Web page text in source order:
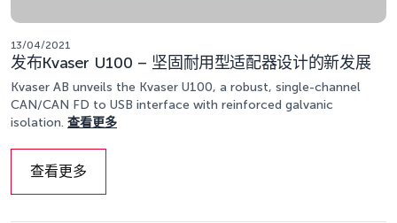
13/04/2021
发布Kvaser U100 – 坚固耐用型适配器设计的新发展
Kvaser AB unveils the Kvaser U100, a robust, single-channel
CAN/CAN FD to USB interface with reinforced galvanic
isolation. 查看更多
查看更多